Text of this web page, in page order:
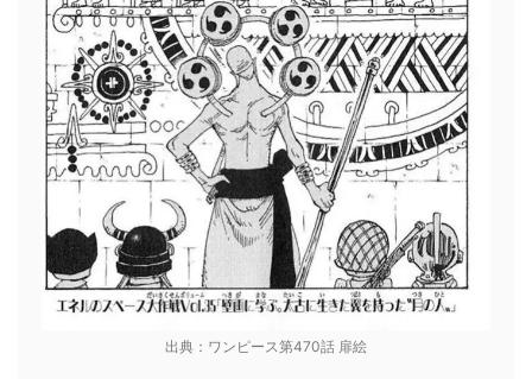
出典：ワンピース第470話 扉絵